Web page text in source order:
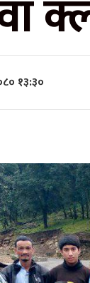
१३:३०